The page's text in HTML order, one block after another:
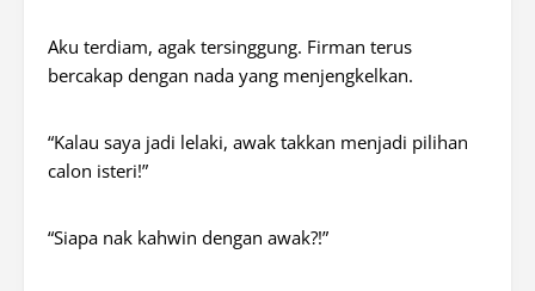
Aku terdiam, agak tersinggung. Firman terus
bercakap dengan nada yang menjengkelkan.
“Kalau saya jadi lelaki, awak takkan menjadi pilihan
calon isteri!”
“Siapa nak kahwin dengan awak?!”